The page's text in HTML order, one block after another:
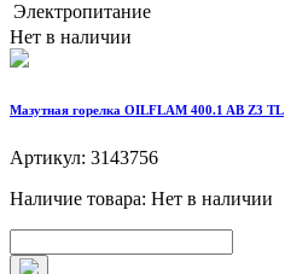
Электропитание
Нет в наличии
Мазутная горелка OILFLAM 400.1 AB Z3 TL
Артикул: 3143756
Наличие товара: Нет в наличии